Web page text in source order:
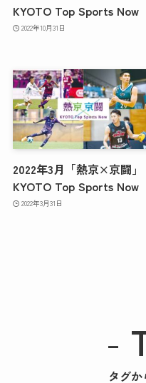
KYOTO Top Sports Now
2022年10月31日
2022年3月「熱京×京闘」
KYOTO Top Sports Now
2022年3月31日
-
タグ